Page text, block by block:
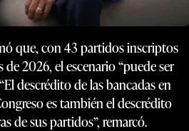
que, con 43 partidos inscriptos
de 2026, el escenario “puede ser
descrédito de las bancadas en
es también el descrédito
de sus partidos”, remarcó.